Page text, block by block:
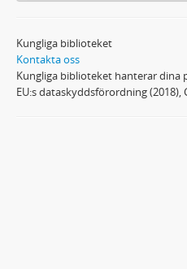
Kungliga biblioteket
Kontakta oss
Kungliga biblioteket hanterar dina
EU:s dataskyddsförordning (2018),